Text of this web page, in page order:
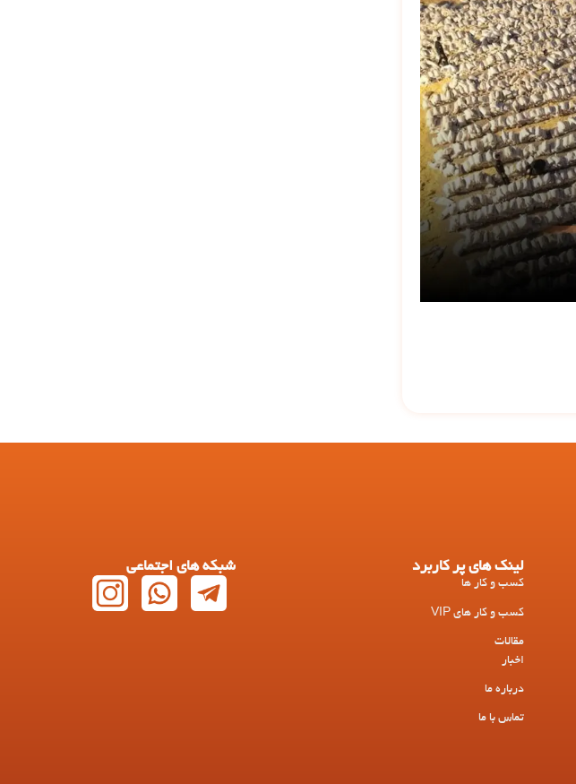
لینک های پر کاربرد
کسب و کار ها
کسب و کار های VIP
مقالات
اخبار
درباره ما
تماس با ما
شبکه های اجتماعی